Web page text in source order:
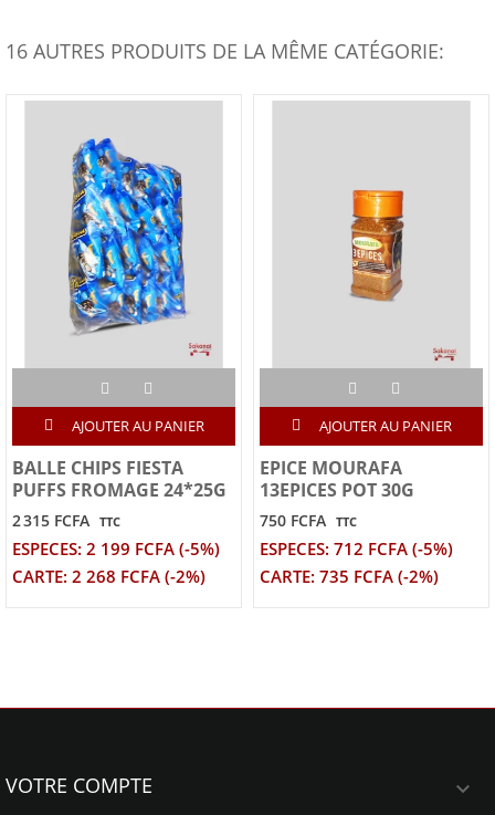
16 AUTRES PRODUITS DE LA MÊME CATÉGORIE:
AJOUTER AU PANIER
BALLE CHIPS FIESTA
PUFFS FROMAGE 24*25G
2 315 FCFA TTC
ESPECES: 2 199 FCFA (-5%)
CARTE: 2 268 FCFA (-2%)
AJOUTER AU PANIER
EPICE MOURAFA
13EPICES POT 30G
750 FCFA TTC
ESPECES: 712 FCFA (-5%)
CARTE: 735 FCFA (-2%)
VOTRE COMPTE
